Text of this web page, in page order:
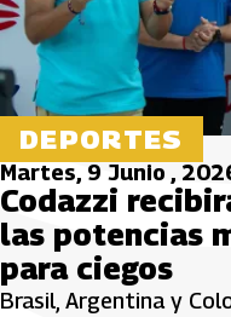
DEPORTES
Martes, 9 Junio ,
Codazzi
las potencias
para ciegos
Brasil, Argentina y